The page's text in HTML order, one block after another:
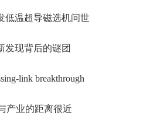
低温超导磁选机问世
发现背后的谜团
link breakthrough
产业的距离很近